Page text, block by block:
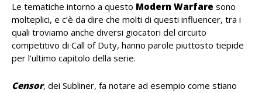
Le tematiche intorno a questo Modern Warfare sono
molteplici, e c’è da dire che molti di questi influencer, tra i
quali troviamo anche diversi giocatori del circuito
competitivo di Call of Duty, hanno parole piuttosto tiepide
per l’ultimo capitolo della serie.
Censor, dei Subliner, fa notare ad esempio come stiano